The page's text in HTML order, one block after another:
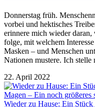
Donnerstag früh.
vorbei und hektisches
erinnere mich wieder
folge, mit welchem
Masken – und Menschen
Nationen mustere. Ich stelle
22. April 2022
Wieder zu Hause: Ein